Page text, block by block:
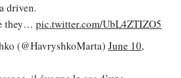
driven.
they…pic.twitter.com/UbL4ZTIZO5
(@HavryshkoMarta)June 10,